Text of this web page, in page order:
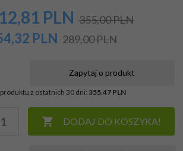
81 PLN 355,00 PLN
PLN 289,00 PLN
Zapytaj o produkt
z ostatnich 30 dni: 355.47 PLN
DODAJ DO KOSZYKA!